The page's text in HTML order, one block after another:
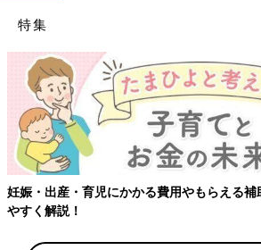
特集
わかり
【ワクチン接種できるものも】